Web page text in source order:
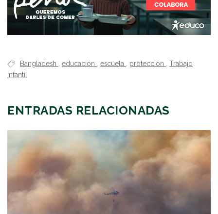
Bangladesh educación escuela protección
Trabajo
infantil
ENTRADAS RELACIONADAS